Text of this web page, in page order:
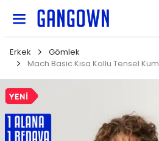
Erkek
Gömlek
Mach Basic Kısa Kollu Tensel